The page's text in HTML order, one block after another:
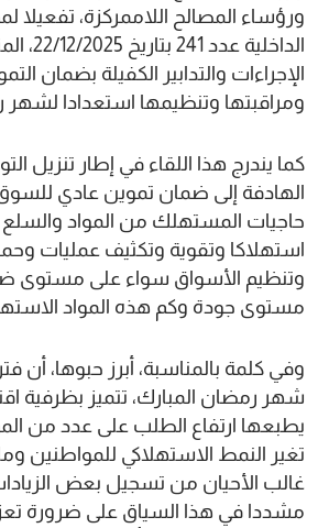
ورؤساء المصالح اللاممركزة، تفعيلا
الداخلية
الإجراءات والتدابير الكفيلة بضمان
ومراقبتها وتنظيمها استعدادا لشهر
كما يندرج هذا اللقاء في إطار تنزيل
الهادفة إلى ضمان تموين عادي
حاجيات المستهلك من المواد والسلع
استهلاكا وتقوية وتكثيف عمليات
وتنظيم الأسواق سواء على مستوى
مستوى جودة وكم هذه المواد
وفي كلمة بالمناسبة، أبرز حبوها، أن
شهر رمضان المبارك، تتميز بظرفية
يطبعها ارتفاع الطلب على عدد من
تغير النمط الاستهلاكي للمواطنين
غالب الأحيان من تسجيل بعض
مشددا في هذا السياق على ضرورة